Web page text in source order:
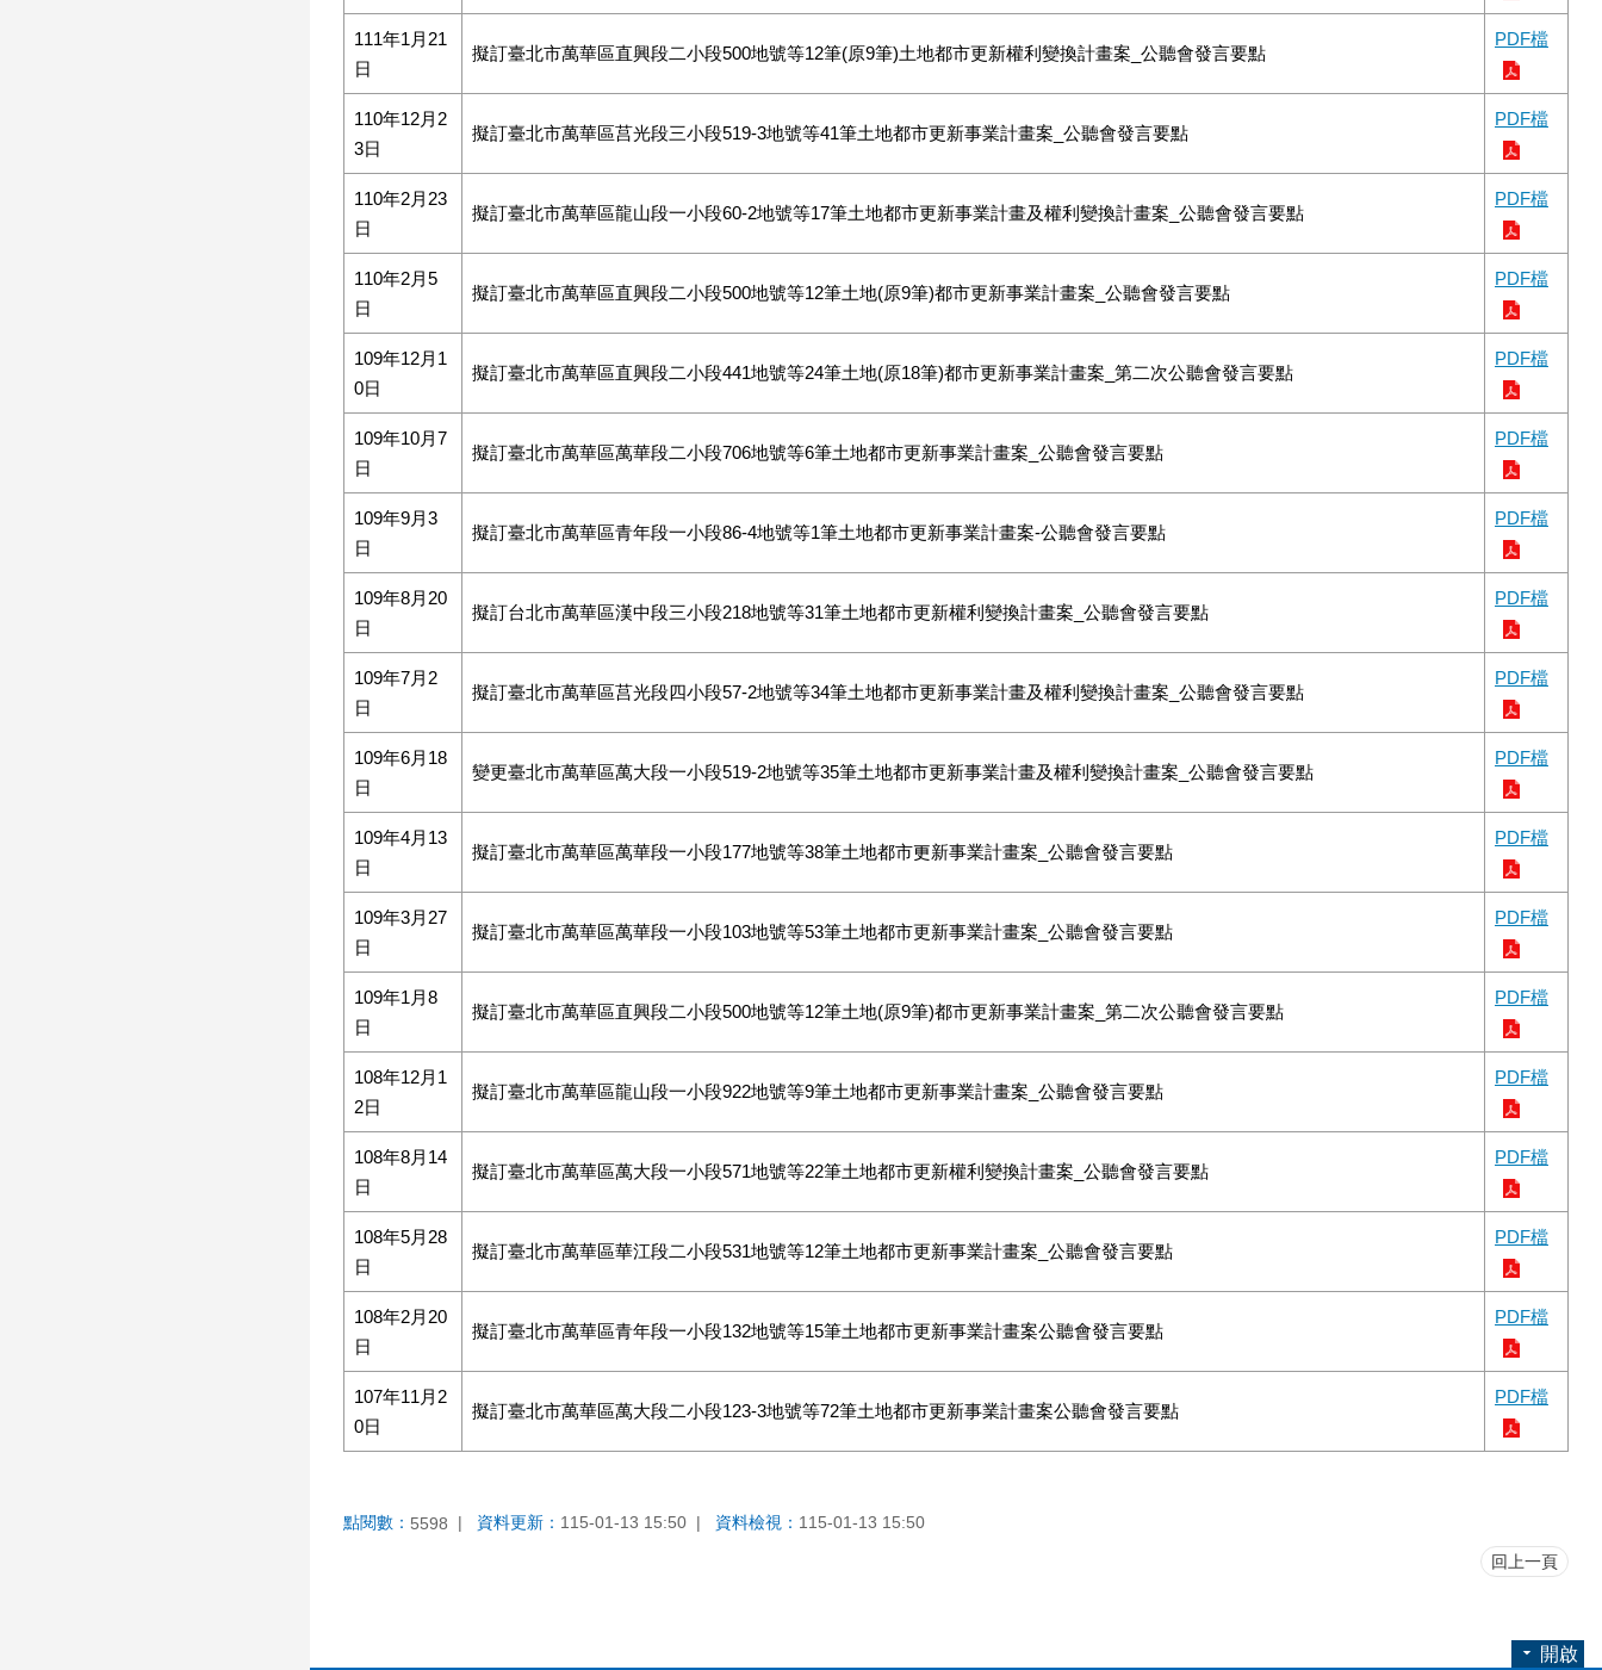
111年1月21
日
擬訂臺北市萬華區直興段二小段500地號等12筆(原9筆)土地都市更新權利變換計畫案_公聽會發言要點
PDF檔
110年12月2
3日
擬訂臺北市萬華區莒光段三小段519-3地號等41筆土地都市更新事業計畫案_公聽會發言要點
PDF檔
110年2月23
日
擬訂臺北市萬華區龍山段一小段60-2地號等17筆土地都市更新事業計畫及權利變換計畫案_公聽會發言要點
PDF檔
110年2月5
日
擬訂臺北市萬華區直興段二小段500地號等12筆土地(原9筆)都市更新事業計畫案_公聽會發言要點
PDF檔
109年12月1
0日
擬訂臺北市萬華區直興段二小段441地號等24筆土地(原18筆)都市更新事業計畫案_第二次公聽會發言要點
PDF檔
109年10月7
日
擬訂臺北市萬華區萬華段二小段706地號等6筆土地都市更新事業計畫案_公聽會發言要點
PDF檔
109年9月3
日
擬訂臺北市萬華區青年段一小段86-4地號等1筆土地都市更新事業計畫案-公聽會發言要點
PDF檔
109年8月20
日
擬訂台北市萬華區漢中段三小段218地號等31筆土地都市更新權利變換計畫案_公聽會發言要點
PDF檔
109年7月2
日
擬訂臺北市萬華區莒光段四小段57-2地號等34筆土地都市更新事業計畫及權利變換計畫案_公聽會發言要點
PDF檔
109年6月18
日
變更臺北市萬華區萬大段一小段519-2地號等35筆土地都市更新事業計畫及權利變換計畫案_公聽會發言要點
PDF檔
109年4月13
日
擬訂臺北市萬華區萬華段一小段177地號等38筆土地都市更新事業計畫案_公聽會發言要點
PDF檔
109年3月27
日
擬訂臺北市萬華區萬華段一小段103地號等53筆土地都市更新事業計畫案_公聽會發言要點
PDF檔
109年1月8
日
擬訂臺北市萬華區直興段二小段500地號等12筆土地(原9筆)都市更新事業計畫案_第二次公聽會發言要點
PDF檔
108年12月1
2日
擬訂臺北市萬華區龍山段一小段922地號等9筆土地都市更新事業計畫案_公聽會發言要點
PDF檔
108年8月14
日
擬訂臺北市萬華區萬大段一小段571地號等22筆土地都市更新權利變換計畫案_公聽會發言要點
PDF檔
108年5月28
日
擬訂臺北市萬華區華江段二小段531地號等12筆土地都市更新事業計畫案_公聽會發言要點
PDF檔
108年2月20
日
擬訂臺北市萬華區青年段一小段132地號等15筆土地都市更新事業計畫案公聽會發言要點
PDF檔
107年11月2
0日
擬訂臺北市萬華區萬大段二小段123-3地號等72筆土地都市更新事業計畫案公聽會發言要點
PDF檔
點閱數： 5598 資料更新： 115-01-13 15:50 資料檢視： 115-01-13 15:50
回上一頁
開啟